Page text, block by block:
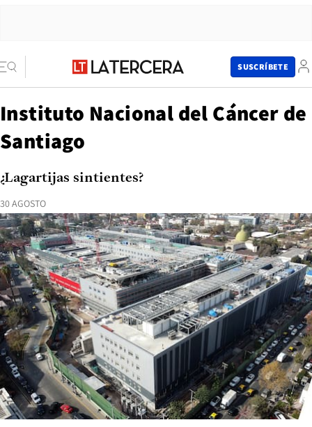
SUSCRÍBETE
Instituto Nacional del Cáncer de
Santiago
30 AGOSTO
¿Lagartijas sintientes?